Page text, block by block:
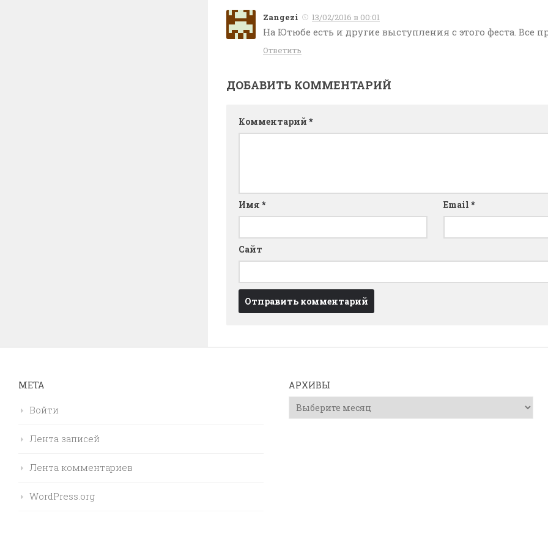
Zangezi 13/02/2016 в 00:01
На Ютюбе есть и другие выступления с этого феста. Все
Ответить
ДОБАВИТЬ КОММЕНТАРИЙ
Комментарий *
Имя * Email *
Сайт
МЕТА
Войти
Лента записей
Лента комментариев
WordPress.org
АРХИВЫ
Архивы